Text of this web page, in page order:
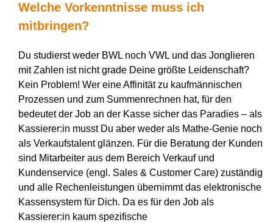
Welche Vorkenntnisse muss ich
mitbringen?
Du studierst weder BWL noch VWL und das Jonglieren
mit Zahlen ist nicht grade Deine größte Leidenschaft?
Kein Problem! Wer eine Affinität zu kaufmännischen
Prozessen und zum Summenrechnen hat, für den
bedeutet der Job an der Kasse sicher das Paradies – als
Kassierer:in musst Du aber weder als Mathe-Genie noch
als Verkaufstalent glänzen. Für die Beratung der Kunden
sind Mitarbeiter aus dem Bereich Verkauf und
Kundenservice (engl. Sales & Customer Care) zuständig
und alle Rechenleistungen übernimmt das elektronische
Kassensystem für Dich. Da es für den Job als
Kassierer:in kaum spezifische